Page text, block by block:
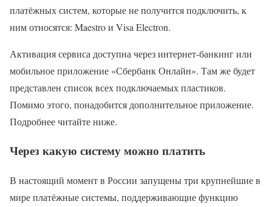
платёжных систем, которые не получится подключить, к
ним относятся: Maestro и Visa Electron.
Активация сервиса доступна через интернет-банкинг или
мобильное приложение «Сбербанк Онлайн». Там же будет
представлен список всех подключаемых пластиков.
Помимо этого, понадобится дополнительное приложение.
Подробнее читайте ниже.
Через какую систему можно платить
В настоящий момент в России запущены три крупнейшие в
мире платёжные системы, поддерживающие функцию